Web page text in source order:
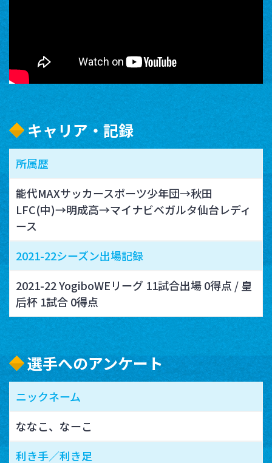
キャリア・記録
所属歴
能代MAXサッカースポーツ少年団→秋田
LFC(中)→明成高→マイナビベガルタ仙台レディ
ース
2021-22シーズン出場記録
2021-22 YogiboWEリーグ 11試合出場 0得点 / 皇
后杯 1試合 0得点
選手へのアンケート
ニックネーム
ななこ、なーこ
利き手／利き足